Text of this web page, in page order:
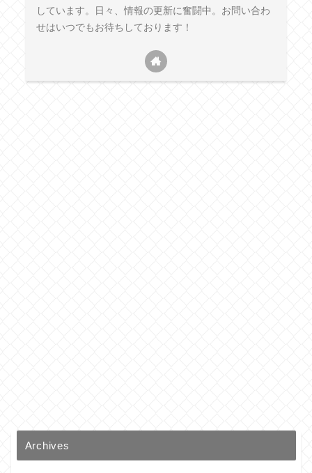
しています。日々、情報の更新に奮闘中。お問い合わ
せはいつでもお待ちしております！
Archives